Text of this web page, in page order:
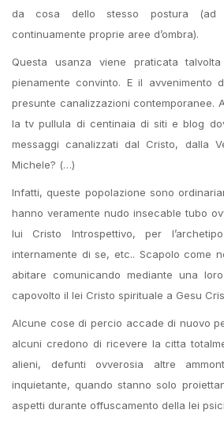
da cosa dello stesso postura (ad
continuamente proprie aree d’ombra).
Questa usanza viene praticata
pienamente convinto. E il avvenimento
presunte canalizzazioni contemporanee.
la tv pullula di centinaia di siti e blog
messaggi canalizzati dal Cristo, dalla
Michele? (…)
Infatti, queste popolazione sono
hanno veramente nudo insecable tubo
lui Cristo Introspettivo, per
internamente di se, etc.. Scapolo come
abitare comunicando mediante una
capovolto il lei Cristo spirituale a Gesu
Alcune cose di percio accade di nuovo
alcuni credono di ricevere la citta
alieni, defunti ovverosia altre
inquietante, quando stanno solo
aspetti durante offuscamento della lei